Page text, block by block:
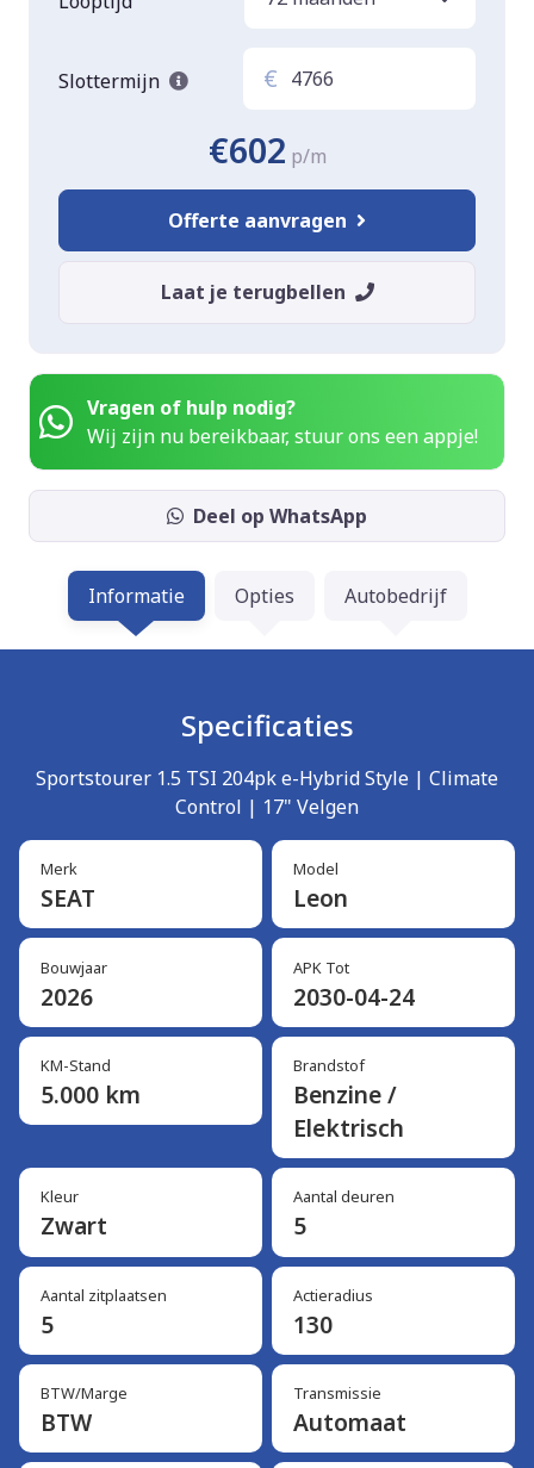
Slottermijn €
€602 p/m
Offerte aanvragen
Laat je terugbellen
Vragen of hulp nodig?
Wij zijn nu bereikbaar, stuur ons een appje!
Deel op WhatsApp
Informatie Opties Autobedrijf
Specificaties
Sportstourer 1.5 TSI 204pk e-Hybrid Style | Climate
Control | 17" Velgen
Merk
SEAT
Model
Leon
Bouwjaar
2026
APK Tot
2030-04-24
KM-Stand
5.000 km
Brandstof
Benzine /
Elektrisch
Kleur
Zwart
Aantal deuren
5
Aantal zitplaatsen
5
Actieradius
130
BTW/Marge
BTW
Transmissie
Automaat